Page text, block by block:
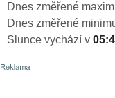
Dnes změřené
Dnes změřené
Slunce vychází v